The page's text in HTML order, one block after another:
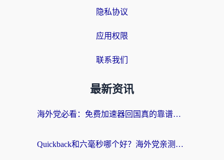
隐私协议
应用权限
联系我们
最新资讯
海外党必看：免费加速器回国真的靠谱吗？3步教你选到好用的归雁替代
Quickback和六毫秒哪个好？海外党亲测：选对回国加速器，无缝刷剧办公不再愁